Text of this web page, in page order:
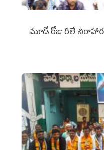
మూడో రోజు రిలే నిరాహార